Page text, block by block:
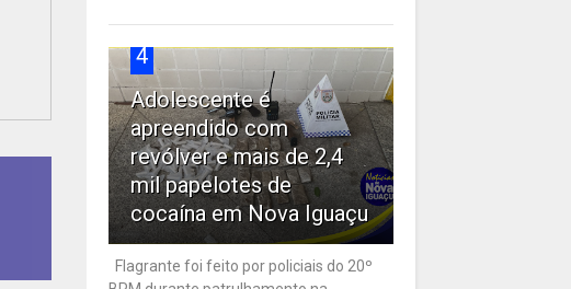
4
Adolescente é
apreendido com
revólver e mais de 2,4
mil papelotes de
cocaína em Nova Iguaçu
Flagrante foi feito por policiais do 20º